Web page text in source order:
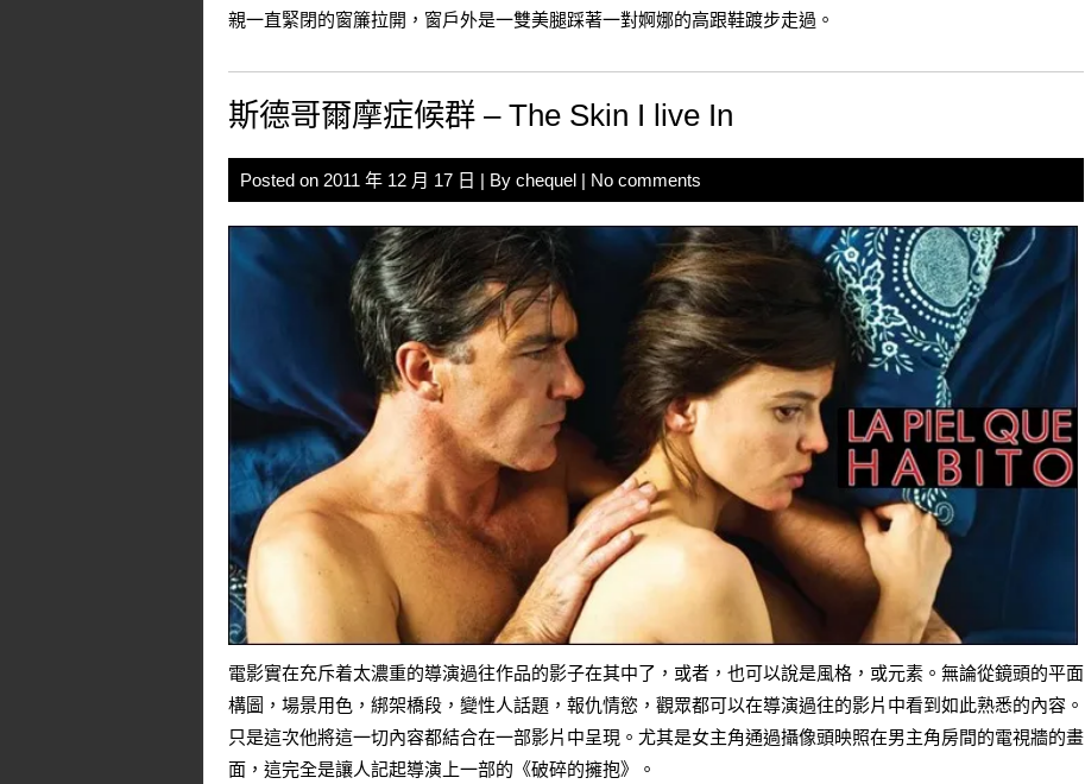
親一直緊閉的窗簾拉開，窗戶外是一雙美腿踩著一對婀娜的高跟鞋踱步走過。
斯德哥爾摩症候群 – The Skin I live In
Posted on 2011 年 12 月 17 日 | By chequel | No comments
電影實在充斥着太濃重的導演過往作品的影子在其中了，或者，也可以說是風格，或元素。無論從鏡頭的平面
構圖，場景用色，綁架橋段，變性人話題，報仇情慾，觀眾都可以在導演過往的影片中看到如此熟悉的內容。
只是這次他將這一切內容都結合在一部影片中呈現。尤其是女主角通過攝像頭映照在男主角房間的電視牆的畫
面，這完全是讓人記起導演上一部的《破碎的擁抱》。